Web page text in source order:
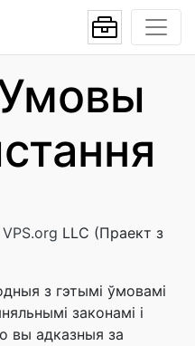
VPS.org LLC (Праект з
з гэтымі ўмовамі
законамі і
вы адказныя за